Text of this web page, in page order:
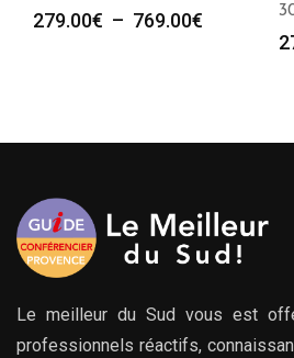
279.00€ – 769.00€
769.00€
Le meilleur du Sud vous est
professionnels réactifs,